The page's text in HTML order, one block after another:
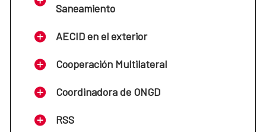
Saneamiento
AECID en el exterior
Cooperación Multilateral
Coordinadora de ONGD
RSS